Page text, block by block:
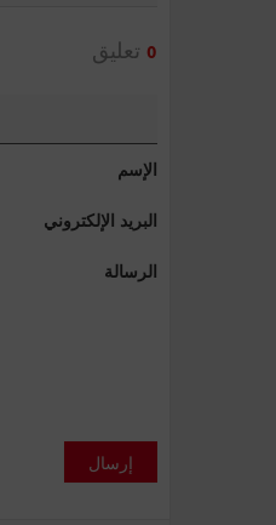
0 تعليق
الإسم
البريد الإلكتروني
الرسالة
إرسال